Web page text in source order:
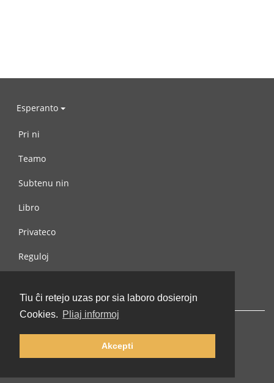
Tiu ĉi retejo uzas por sia laboro dosierojn
Cookies. Pliaj informoj
Akcepti
Esperanto
Pri ni
Teamo
Subtenu nin
Libro
Privateco
Reguloj
© 2002-2026 lernu.net |Impressum